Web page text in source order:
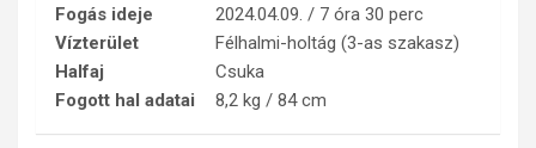
Fogás ideje
2024.04.09. / 7 óra 30 perc
Vízterület
Félhalmi-holtág (3-as szakasz)
Halfaj
Csuka
Fogott hal adatai
8,2 kg / 84 cm